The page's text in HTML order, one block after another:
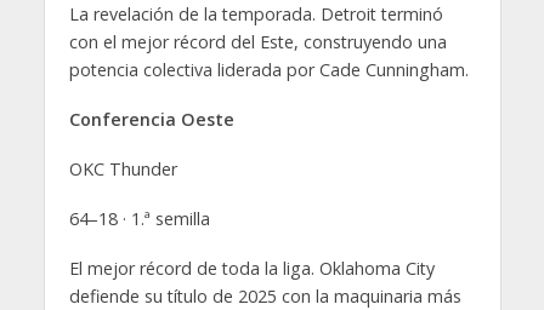
La revelación de la temporada. Detroit terminó
con el mejor récord del Este, construyendo una
potencia colectiva liderada por Cade Cunningham.
Conferencia Oeste
OKC Thunder
64–18 · 1.ª semilla
El mejor récord de toda la liga. Oklahoma City
defiende su título de 2025 con la maquinaria más